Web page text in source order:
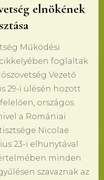
elnökének
Működési
cikkelyében foglaltak
Vezető
29-i ülésén hozott
országos
a Romániai
Nicolae
23-i elhunytával
minden
szavaznak az